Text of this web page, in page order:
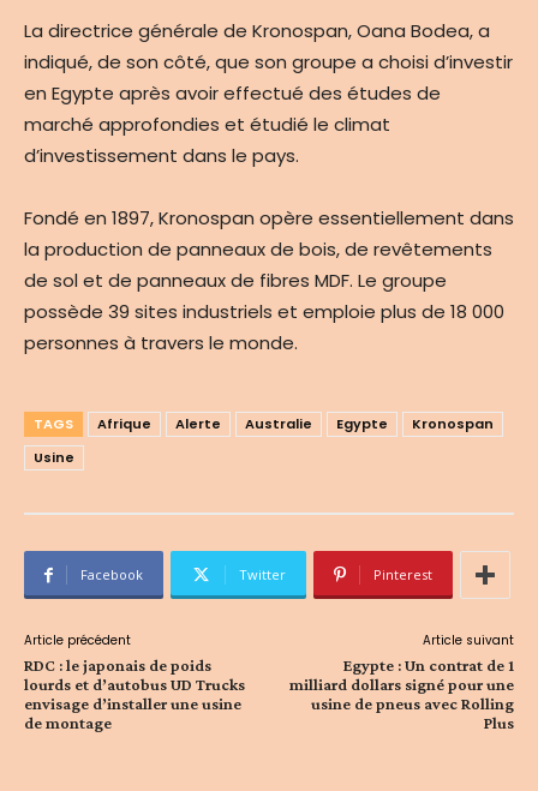
La directrice générale de Kronospan, Oana Bodea, a
indiqué, de son côté, que son groupe a choisi d’investir
en Egypte après avoir effectué des études de
marché approfondies et étudié le climat
d’investissement dans le pays.
Fondé en 1897, Kronospan opère essentiellement dans
la production de panneaux de bois, de revêtements
de sol et de panneaux de fibres MDF. Le groupe
possède 39 sites industriels et emploie plus de 18 000
personnes à travers le monde.
TAGS Afrique Alerte Australie Egypte
Kronospan
Usine
Facebook Twitter Pinterest
Article précédent
RDC : le japonais de poids
lourds et d’autobus UD Trucks
envisage d’installer une usine
de montage
Article suivant
Egypte : Un contrat de 1
milliard dollars signé pour une
usine de pneus avec Rolling
Plus